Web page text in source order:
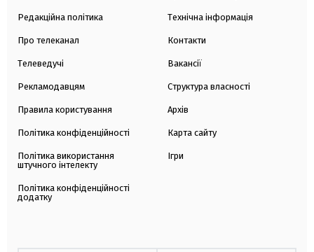
Редакційна політика
Про телеканал
Телеведучі
Рекламодавцям
Правила користування
Політика конфіденційності
Політика використання
штучного інтелекту
Політика конфіденційності
додатку
Технічна інформація
Контакти
Вакансії
Структура власності
Архів
Карта сайту
Ігри